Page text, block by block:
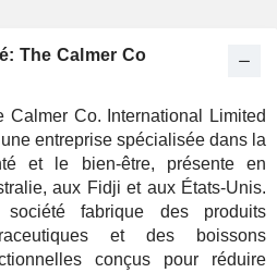
The Calmer Co
Calmer Co. International Limited
entreprise spécialisée dans la
et le bien-être, présente en
aux Fidji et aux États-Unis.
société fabrique des produits
et des boissons
conçus pour réduire